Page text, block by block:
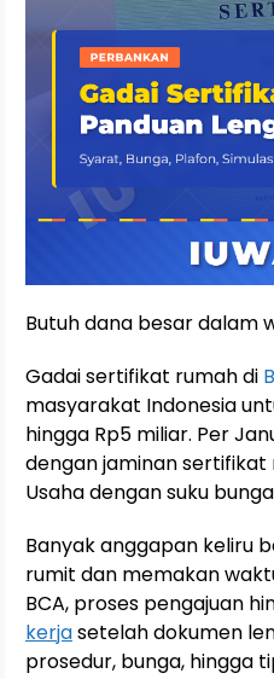
Butuh dana besar dalam
Gadai sertifikat rumah di
masyarakat Indonesia
hingga Rp5 miliar. Per
dengan jaminan sertifikat
Usaha dengan suku
Banyak anggapan keliru
rumit dan memakan
BCA, proses pengajuan
kerjasetelah dokumen
prosedur, bunga, hingga